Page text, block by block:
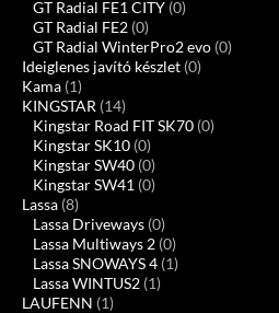
GT Radial FE1 CITY (0)
GT Radial FE2 (0)
GT Radial WinterPro2 evo (0)
Ideiglenes javító készlet (0)
Kama (1)
KINGSTAR (14)
Kingstar Road FIT SK70 (0)
Kingstar SK10 (0)
Kingstar SW40 (0)
Kingstar SW41 (0)
Lassa (8)
Lassa Driveways (0)
Lassa Multiways 2 (0)
Lassa SNOWAYS 4 (1)
Lassa WINTUS2 (1)
LAUFENN (1)